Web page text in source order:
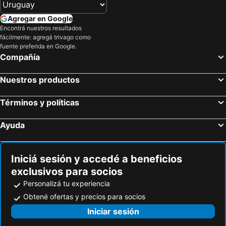
Amalfi, Campania Hoteles
Maiori, Campania Hoteles
Isla de Capri, Campania Hoteles
Roma, Lacio Hoteles
Bari, Apulia Hoteles
Agregar en Google
Encontrá nuestros resultados
fácilmente: agregá trivago como
fuente preferida en Google.
Compañía
Nuestros productos
Términos y políticas
Ayuda
Iniciá sesión y accedé a beneficios
exclusivos para socios
Personalizá tu experiencia
Obtené ofertas y precios para socios
Iniciar sesión